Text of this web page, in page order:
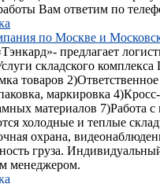
Вам ответим по
по Москве и
предлагает
складского комплекса
товаров
маркировка
материалов 7)Работа с
холодные и теплые
охрана,
груза.
менеджером.